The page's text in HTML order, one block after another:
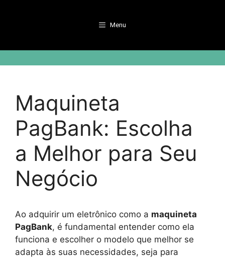
Menu
Maquineta
PagBank: Escolha
a Melhor para Seu
Negócio
Ao adquirir um eletrônico como a maquineta
PagBank, é fundamental entender como ela
funciona e escolher o modelo que melhor se
adapta às suas necessidades, seja para